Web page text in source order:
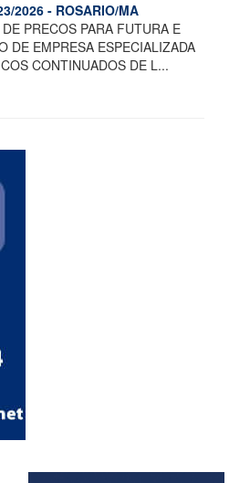
2026 - ROSARIO/MA
PRECOS PARA FUTURA E
DE EMPRESA ESPECIALIZADA
CONTINUADOS DE L...